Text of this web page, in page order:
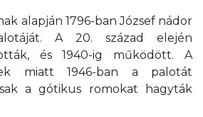
alapján 1796-ban József nádor
A 20. század elején
és 1940-ig működött. A
miatt 1946-ban a palotát
a gótikus romokat hagyták